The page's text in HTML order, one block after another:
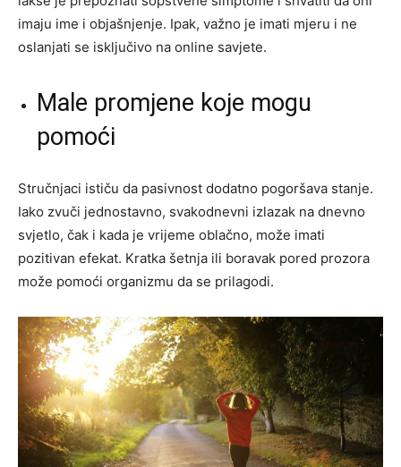
imaju ime i objašnjenje. Ipak, važno je imati mjeru i ne
oslanjati se isključivo na online savjete.
Male promjene koje mogu
pomoći
Stručnjaci ističu da pasivnost dodatno pogoršava stanje.
Iako zvuči jednostavno, svakodnevni izlazak na dnevno
svjetlo, čak i kada je vrijeme oblačno, može imati
pozitivan efekat. Kratka šetnja ili boravak pored prozora
može pomoći organizmu da se prilagodi.